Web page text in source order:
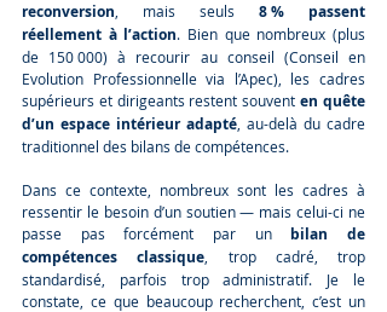
reconversion , mais seuls 8 % passent
réellement à l’action. Bien que nombreux (plus
de 150 000) à recourir au conseil (Conseil en
Evolution Professionnelle via l’Apec), les cadres
supérieurs et dirigeants restent souvent en quête
d’un espace intérieur adapté , au-delà du cadre
traditionnel des bilans de compétences.
Dans ce contexte, nombreux sont les cadres à
ressentir le besoin d’un soutien — mais celui-ci ne
passe pas forcément par un bilan de
compétences classique , trop cadré, trop
standardisé, parfois trop administratif. Je le